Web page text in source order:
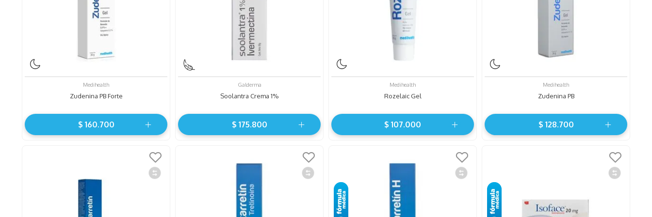
Medihealth
Zudenina PB Forte
$ 160.700
Galderma
Soolantra Crema 1%
$ 175.800
Medihealth
Rozelaic Gel
$ 107.000
Medihealth
Zudenina PB
$ 128.700